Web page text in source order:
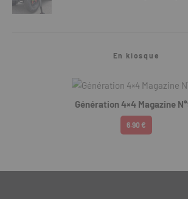
En kiosque
Génération 4×4 Magazine
6.90 €